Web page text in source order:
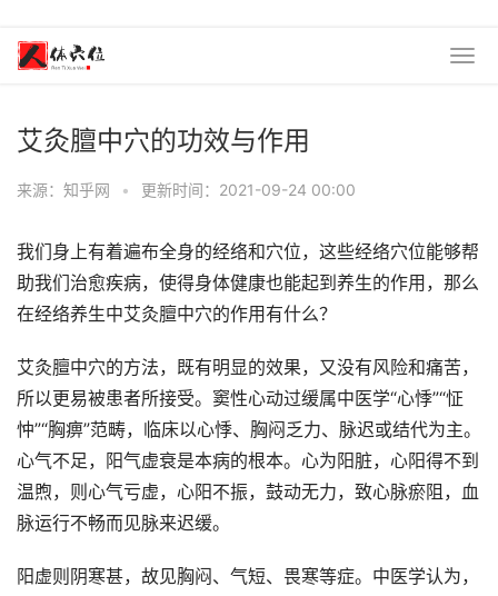
艾灸膻中穴的功效与作用
来源：知乎网 • 更新时间：2021-09-24 00:00
我们身上有着遍布全身的经络和穴位，这些经络穴位能够帮
助我们治愈疾病，使得身体健康也能起到养生的作用，那么
在经络养生中艾灸膻中穴的作用有什么？
艾灸膻中穴的方法，既有明显的效果，又没有风险和痛苦，
所以更易被患者所接受。窦性心动过缓属中医学“心悸”“怔
忡”“胸痹”范畴，临床以心悸、胸闷乏力、脉迟或结代为主。
心气不足，阳气虚衰是本病的根本。心为阳脏，心阳得不到
温煦，则心气亏虚，心阳不振，鼓动无力，致心脉瘀阻，血
脉运行不畅而见脉来迟缓。
阳虚则阴寒甚，故见胸闷、气短、畏寒等症。中医学认为，